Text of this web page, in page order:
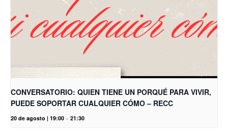
CONVERSATORIO: QUIEN TIENE UN PORQUÉ PARA VIVIR,
PUEDE SOPORTAR CUALQUIER CÓMO – RECC
20 de agosto | 19:00 - 21:30